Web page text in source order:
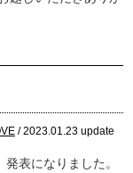
/ 2023.01.23 update
表になりました。